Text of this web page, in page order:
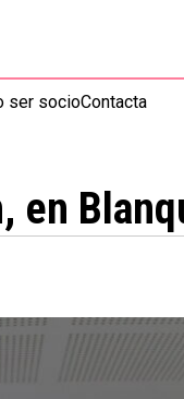
ser socioContacta
en